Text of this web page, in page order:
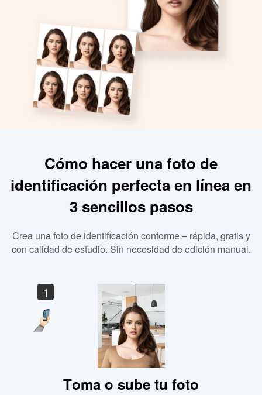
Cómo hacer una foto de
identificación perfecta en línea en
3 sencillos pasos
Crea una foto de identificación conforme – rápida, gratis y
con calidad de estudio. Sin necesidad de edición manual.
1
Toma o sube tu foto